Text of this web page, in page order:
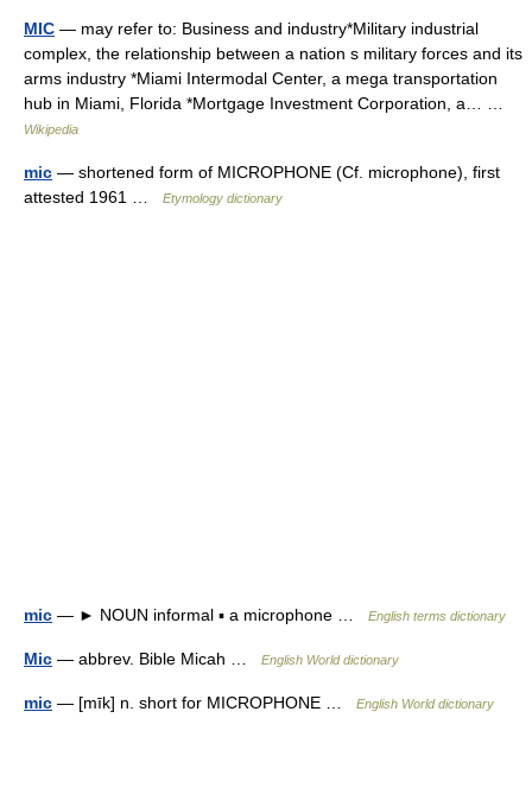
MIC — may refer to: Business and industry*Military industrial
complex, the relationship between a nation s military forces and its
arms industry *Miami Intermodal Center, a mega transportation
hub in Miami, Florida *Mortgage Investment Corporation, a… …
Wikipedia
mic — shortened form of MICROPHONE (Cf. microphone), first
attested 1961 …
Etymology dictionary
mic — ► NOUN informal ▪ a microphone … English terms dictionary
Mic — abbrev. Bible Micah … English World dictionary
mic — [mīk] n. short for MICROPHONE … English World dictionary